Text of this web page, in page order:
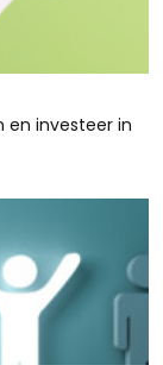
en investeer in